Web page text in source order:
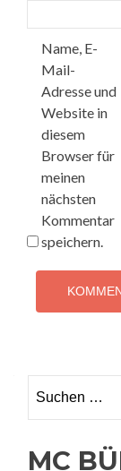
Name, E-
Mail-
Adresse und
Website in
diesem
Browser für
meinen
nächsten
Kommentar
speichern.
nach:
MC